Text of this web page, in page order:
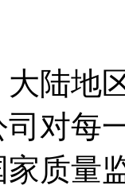
陆地
对每
质量